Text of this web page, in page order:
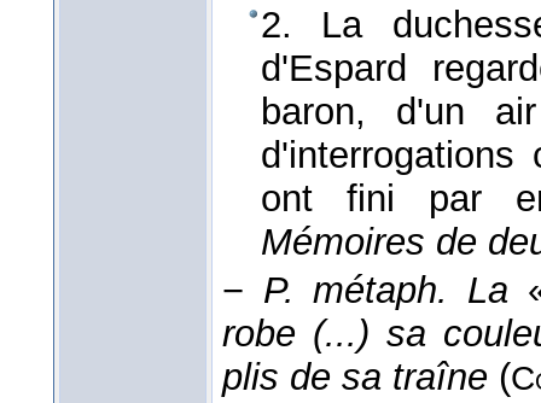
2. La
d'Espard
baron, d'un
ont fini par
Mémoires de
− P. métaph. La
robe (...) sa
plis de sa traîne (